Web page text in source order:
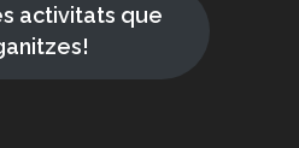
activitats que